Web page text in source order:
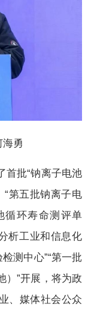
勇
批“钠离子电池
“第五批钠离子电
循环寿命测评单
析工业和信息化
测中心”“第一批
）”开展，将为政
、媒体社会公众